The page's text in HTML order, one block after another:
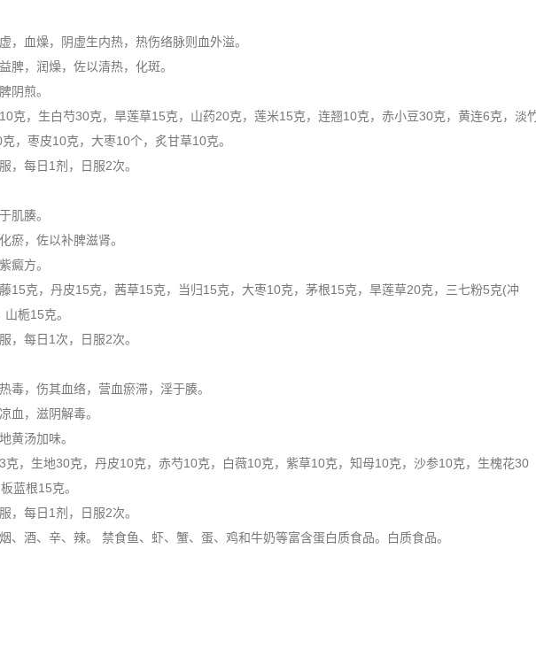
血燥，阴虚生内热，热伤络脉则血外溢。
，润燥，佐以清热，化斑。
煎。
，生白芍30克，旱莲草15克，山药20克，莲米15克，连翘10克，赤小豆30克，黄连6克，淡
，枣皮10克，大枣10个，炙甘草10克。
每日1剂，日服2次。
腠。
，佐以补脾滋肾。
方。
克，丹皮15克，茜草15克，当归15克，大枣10克，茅根15克，旱莲草20克，三七粉5克(冲
栀15克。
每日1次，日服2次。
，伤其血络，营血瘀滞，淫于腠。
，滋阴解毒。
汤加味。
生地30克，丹皮10克，赤芍10克，白薇10克，紫草10克，知母10克，沙参10克，生槐花30
蓝根15克。
每日1剂，日服2次。
酒、辛、辣。 禁食鱼、虾、蟹、蛋、鸡和牛奶等富含蛋白质食品。白质食品。